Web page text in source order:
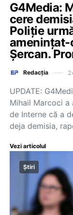
G4Media:
cere
Poliție
amenințat-
Șercan.
Redacția
UPDATE:
Mihail Marcoci a
de Interne că a
deja demisia,
Vezi articolul
Știri